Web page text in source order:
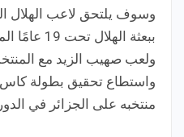
ببعثة
ولعب صهيب الزيد مع
واستطاع تحقيق بطولة كاس
منتخبه على الجزائر في